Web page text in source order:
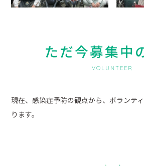
ただ今募集中
VOLUNTEER
現在、感染症予防の観点から、ボランテ
ります。